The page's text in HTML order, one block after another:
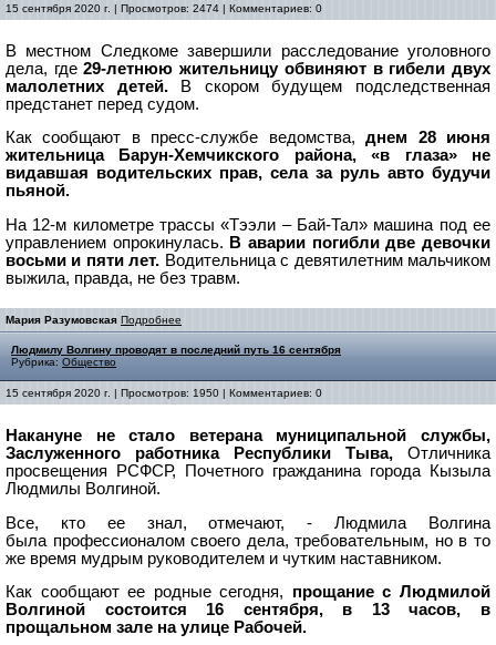
15 сентября 2020 г. | Просмотров: 2474 | Комментариев: 0
В местном Следкоме завершили расследование уголовного
дела, где29-летнюю жительницу обвиняют в гибели двух
малолетних детей.В скором будущем подследственная
предстанет перед судом.
Как сообщают в пресс-службе ведомства,днем 28 июня
жительница Барун-Хемчикского района, «в глаза» не
видавшая водительских прав, села за руль авто будучи
пьяной.
На 12-м километре трассы «Тээли – Бай-Тал» машина под ее
управлением опрокинулась. В аварии погибли две девочки
восьми и пяти лет. Водительница с девятилетним мальчиком
выжила, правда, не без травм.
Мария Разумовская Подробнее
Людмилу Волгину проводят в последний путь 16 сентября
Рубрика: Общество
15 сентября 2020 г. | Просмотров: 1950 | Комментариев: 0
Накануне не стало ветерана муниципальной службы,
Заслуженного работника Республики Тыва, Отличника
просвещения РСФСР, Почетного гражданина города Кызыла
Людмилы Волгиной.
Все, кто ее знал, отмечают, - Людмила Волгина
была профессионалом своего дела, требовательным, но в то
же время мудрым руководителем и чутким наставником.
Как сообщают ее родные сегодня, прощание с Людмилой
Волгиной состоится 16 сентября, в 13 часов, в
прощальном зале на улице Рабочей.